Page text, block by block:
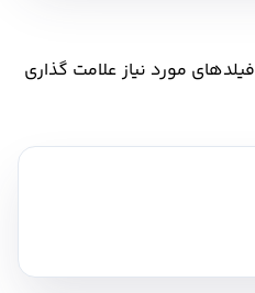
فیلدهای مورد نیاز علامت گذاری